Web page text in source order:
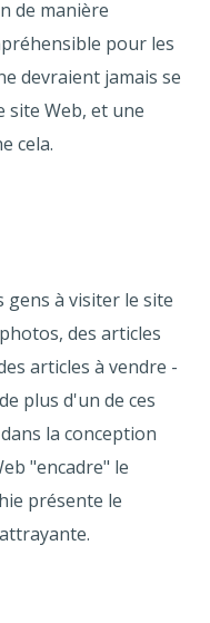
de manière
pour les
devraient jamais se
Web, et une
cela.
gens à visiter le site
des articles
articles à vendre -
plus d'un de ces
la conception
"encadre" le
présente le